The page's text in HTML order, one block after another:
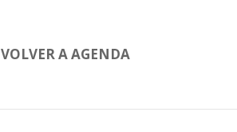
VOLVER A AGENDA